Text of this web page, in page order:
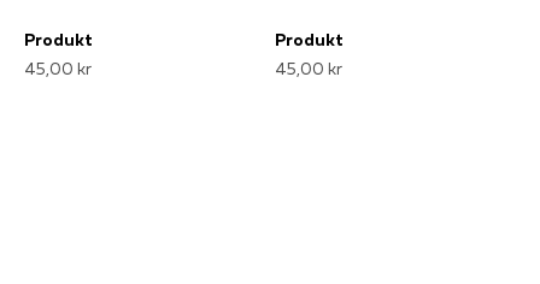
Produkt
45,00 kr
Produkt
45,00 kr